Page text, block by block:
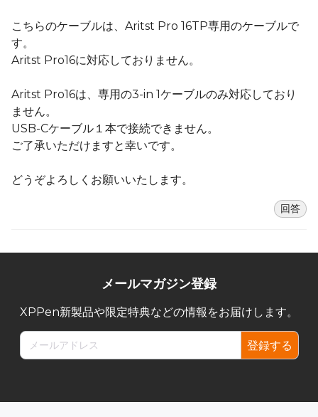
こちらのケーブルは、Aritst Pro 16TP専用のケーブルで
す。
Aritst Pro16に対応しておりません。
Aritst Pro16は、専用の3-in 1ケーブルのみ対応しており
ません。
USB-Cケーブル１本で接続できません。
ご了承いただけますと幸いです。
どうぞよろしくお願いいたします。
回答
メールマガジン登録
XPPen新製品や限定特典などの情報をお届けします。
登録する